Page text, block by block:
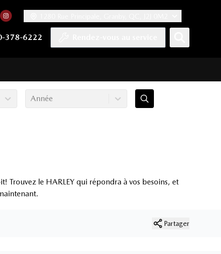
378-6222
Twitter
chaîne YouTube
notre compte Tiktok
vers notre compte LinkedIn
Lien vers notre compte Instagram
Année
Trouvez le HARLEY qui répondra à vos besoins, et
Partager